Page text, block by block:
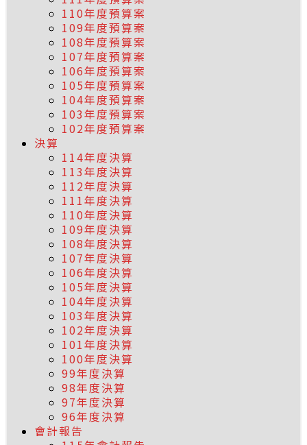
110年度預算案
109年度預算案
108年度預算案
107年度預算案
106年度預算案
105年度預算案
104年度預算案
103年度預算案
102年度預算案
決算
114年度決算
113年度決算
112年度決算
111年度決算
110年度決算
109年度決算
108年度決算
107年度決算
106年度決算
105年度決算
104年度決算
103年度決算
102年度決算
101年度決算
100年度決算
99年度決算
98年度決算
97年度決算
96年度決算
會計報告